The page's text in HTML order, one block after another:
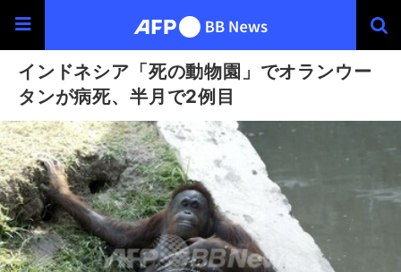
インドネシア「死の動物園」でオランウー
タンが病死、半月で2例目